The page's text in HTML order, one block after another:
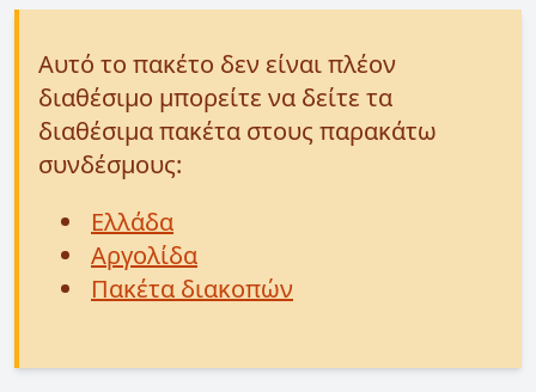
Αυτό το πακέτο δεν είναι πλέον
διαθέσιμο μπορείτε να δείτε τα
διαθέσιμα πακέτα στους παρακάτω
συνδέσμους:
Ελλάδα
Αργολίδα
Πακέτα διακοπών